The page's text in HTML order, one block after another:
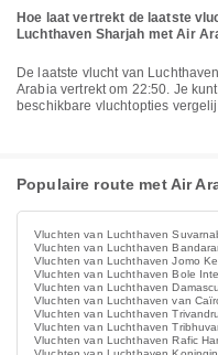
Hoe laat vertrekt de laatste
Luchthaven Sharjah met Air
De laatste vlucht van Luchthaven Dhaka naar Luchthaven Sharjah met Air
Arabia vertrekt om 22:50. Je
beschikbare vluchtopties
Populaire route met Air
Vluchten van Luchthaven
Vluchten van Luchthaven
Vluchten van Luchthaven Jomo
Vluchten van Luchthaven Bole
Vluchten van Luchthaven
Vluchten van Luchthaven van
Vluchten van Luchthaven
Vluchten van Luchthaven
Vluchten van Luchthaven Rafic